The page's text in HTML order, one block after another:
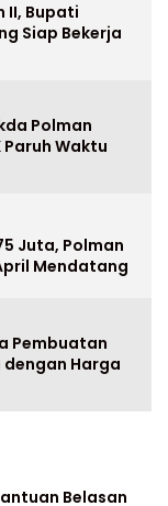
II, Bupati
Siap Bekerja
Polman
Paruh Waktu
Juta, Polman
Mendatang
Pembuatan
Harga
Belasan